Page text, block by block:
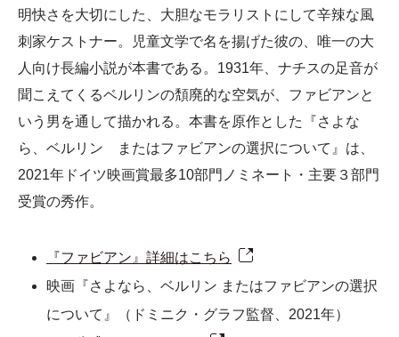
明快さを大切にした、大胆なモラリストにして辛辣な風
刺家ケストナー。児童文学で名を揚げた彼の、唯一の大
人向け長編小説が本書である。1931年、ナチスの足音が
聞こえてくるベルリンの頽廃的な空気が、ファビアンと
いう男を通して描かれる。本書を原作とした『さよな
ら、ベルリン またはファビアンの選択について』は、
2021年ドイツ映画賞最多10部門ノミネート・主要３部門
受賞の秀作。
『ファビアン』詳細はこちら
映画『さよなら、ベルリン またはファビアンの選択
について』（ドミニク・グラフ監督、2021年）